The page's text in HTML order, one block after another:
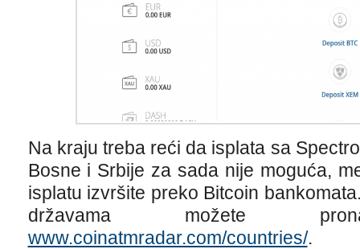
Na kraju treba reći da isplata sa
Bosne i Srbije za sada nije moguća,
isplatu izvršite preko Bitcoin
državama možete
www.coinatmradar.com/countries/.